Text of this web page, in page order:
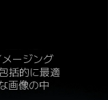
ージング
括的に最適
画像の中